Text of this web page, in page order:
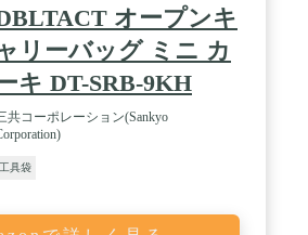
オープンキ
リーバッグ ミニ カ
キ DT-SRB-9KH
共コーポレーション(Sankyo
工具袋